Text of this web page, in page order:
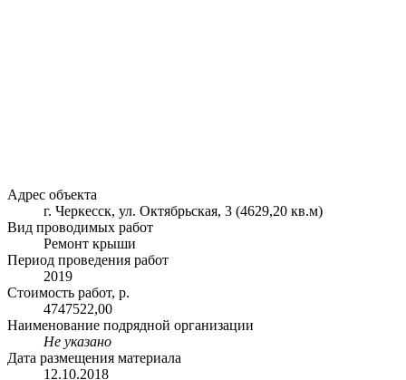
Адрес объекта
г. Черкесск, ул. Октябрьская, 3 (4629,20 кв.м)
Вид проводимых работ
Ремонт крыши
Период проведения работ
2019
Стоимость работ, р.
4747522,00
Наименование подрядной организации
Не указано
Дата размещения материала
12.10.2018